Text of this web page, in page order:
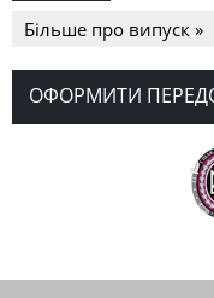
Більше про випуск »
ОФОРМИТИ